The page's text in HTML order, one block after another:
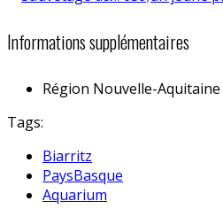
Informations supplémentaires
Région Nouvelle-Aquitaine
Tags:
Biarritz
PaysBasque
Aquarium